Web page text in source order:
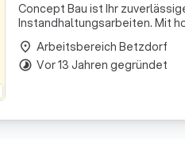
Concept Bau ist Ihr
Instandhaltungsarbeiten. Mit
Qualitätsanspruch.
place Arbeitsbereich Betzdorf
timelapse Vor 13 Jahren gegründet